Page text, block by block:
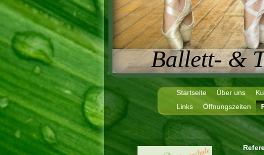
Ballett- &
Startseite Über uns
Links
Öffnungszeiten